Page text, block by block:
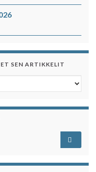
SEN ARTIKKELIT
artikkelit